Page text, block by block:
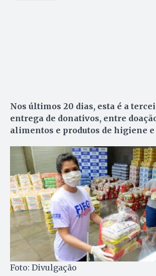
Nos últimos 20 dias, esta é a
entrega de donativos, entre
alimentos e produtos de higiene
Foto: Divulgação